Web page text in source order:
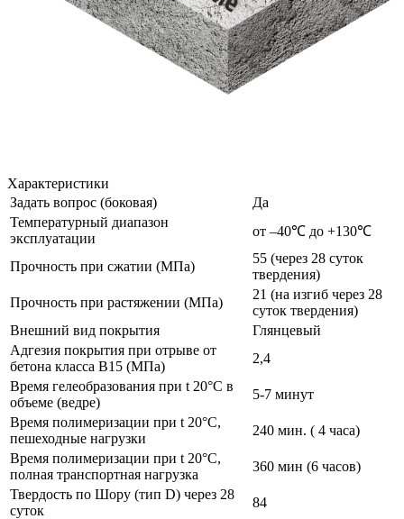
Характеристики
Задать вопрос (боковая)
Да
Температурный диапазон
эксплуатации
от –40℃ до +130℃
Прочность при сжатии (МПа)
55 (через 28 суток
твердения)
Прочность при растяжении (МПа)
21 (на изгиб через 28
суток твердения)
Внешний вид покрытия
Глянцевый
Адгезия покрытия при отрыве от
бетона класса В15 (МПа)
2,4
Время гелеобразования при t 20°C в
объеме (ведре)
5-7 минут
Время полимеризации при t 20°C,
пешеходные нагрузки
240 мин. ( 4 часа)
Время полимеризации при t 20°C,
полная транспортная нагрузка
360 мин (6 часов)
Твердость по Шору (тип D) через 28
суток
84